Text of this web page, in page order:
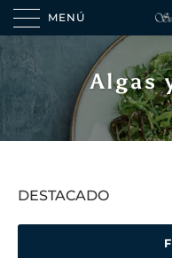
MENÚ
Algas